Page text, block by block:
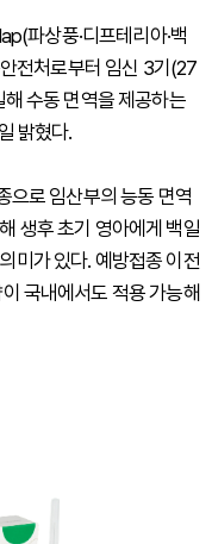
파상풍·디프테리아·백
전처로부터 임신 3기(27
수동 면역을 제공하는
밝혔다.
으로 임산부의 능동 면역
생후 초기 영아에게 백일
미가 있다. 예방접종 이전
국내에서도 적용 가능해